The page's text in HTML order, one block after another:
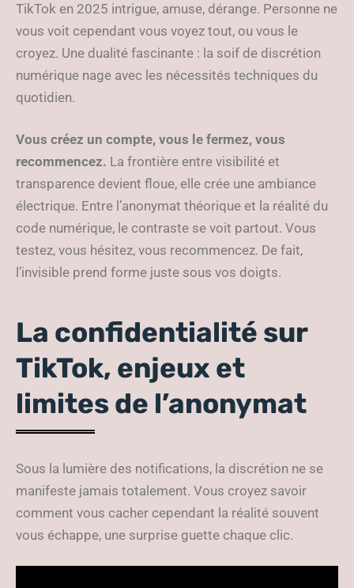
TikTok en 2025 intrigue, amuse, dérange. Personne ne
vous voit cependant vous voyez tout, ou vous le
croyez. Une dualité fascinante : la soif de discrétion
numérique nage avec les nécessités techniques du
quotidien.
Vous créez un compte, vous le fermez, vous
recommencez. La frontière entre visibilité et
transparence devient floue, elle crée une ambiance
électrique. Entre l’anonymat théorique et la réalité du
code numérique, le contraste se voit partout. Vous
testez, vous hésitez, vous recommencez. De fait,
l’invisible prend forme juste sous vos doigts.
La confidentialité sur
TikTok, enjeux et
limites de l’anonymat
Sous la lumière des notifications, la discrétion ne se
manifeste jamais totalement. Vous croyez savoir
comment vous cacher cependant la réalité souvent
vous échappe, une surprise guette chaque clic.